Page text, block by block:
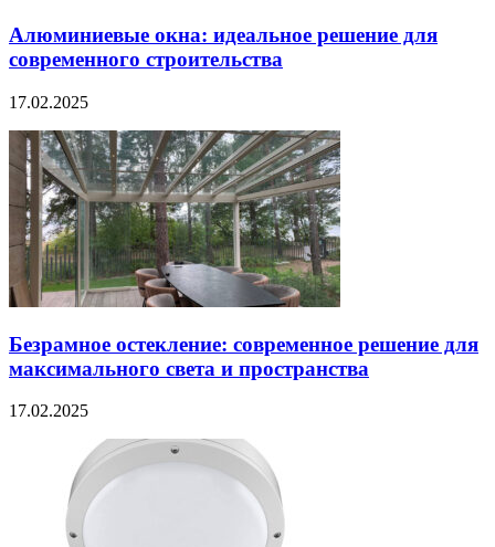
Алюминиевые окна: идеальное решение для
современного строительства
17.02.2025
Безрамное остекление: современное решение для
максимального света и пространства
17.02.2025